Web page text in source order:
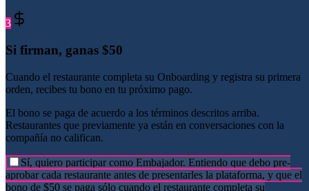
3
Si firman, ganas $50
Cuando el restaurante completa su Onboarding y registra su primera
orden, recibes tu bono en tu próximo pago.
El bono se paga de acuerdo a los términos descritos arriba.
Restaurantes que previamente ya están en conversaciones con la
compañía no califican.
Sí, quiero participar como Embajador. Entiendo que debo pre-
aprobar cada restaurante antes de presentarles la plataforma, y que el
bono de $50 se paga sólo cuando el restaurante completa su